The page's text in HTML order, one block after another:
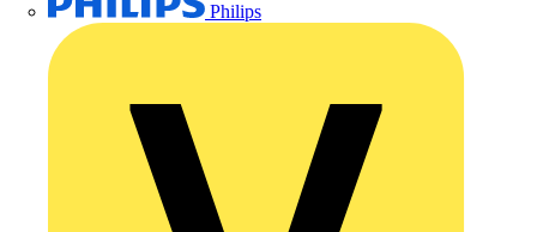
Philips